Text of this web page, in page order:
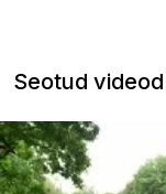
Seotud videod